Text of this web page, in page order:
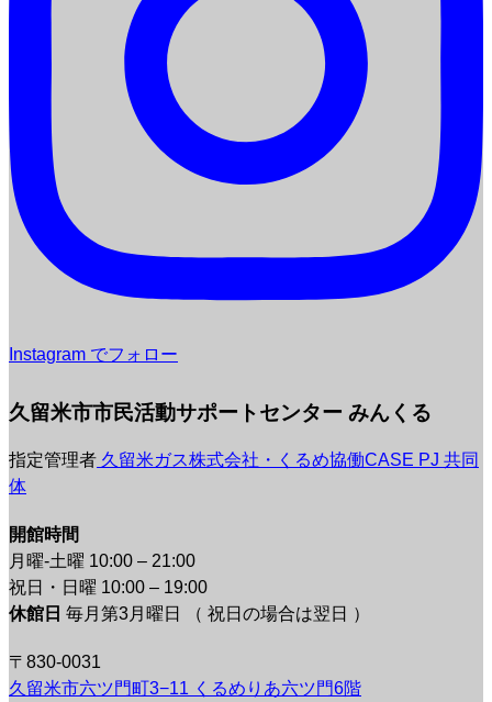
Instagram でフォロー
久留米市市民活動サポートセンター みんくる
指定管理者 久留米ガス株式会社・くるめ協働CASE PJ 共同
体
開館時間
月曜-土曜 10:00 – 21:00
祝日・日曜 10:00 – 19:00
休館日 毎月第3月曜日 （ 祝日の場合は翌日 ）
〒830-0031
久留米市六ツ門町3−11 くるめりあ六ツ門6階